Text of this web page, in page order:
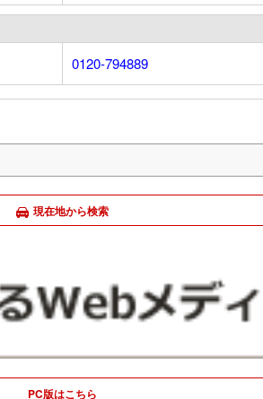
0120-794889
現在地から検索
PC版はこちら